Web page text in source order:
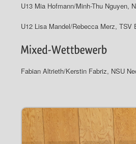
U13 Mia Hofmann/Minh-Thu Nguyen,
U12 Lisa Mandel/Rebecca Merz,
Fabian Altrieth/Kerstin Fabriz, NSU